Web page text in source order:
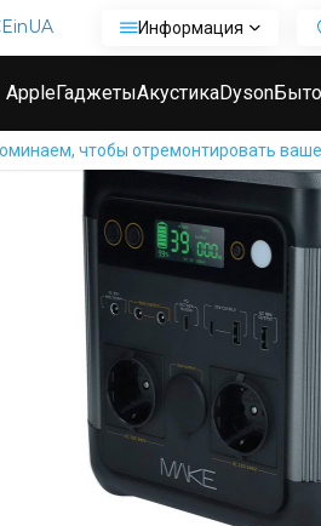
Информация
AppleГаджетыАкустикаDyson
чтобы отремонтировать ваше
Ремонт зарядных станций Ремонт